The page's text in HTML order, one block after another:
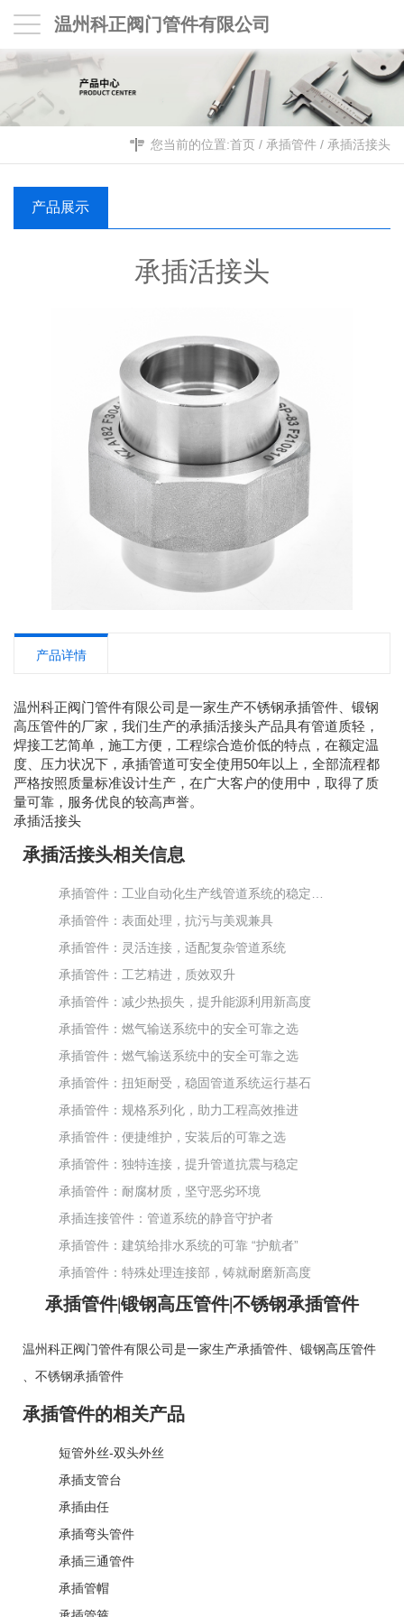
温州科正阀门管件有限公司
您当前的位置:首页 / 承插管件 / 承插活接头
产品展示
承插活接头
产品详情
温州科正阀门管件有限公司是一家生产不锈钢承插管件、锻钢
高压管件的厂家，我们生产的承插活接头产品具有管道质轻，
焊接工艺简单，施工方便，工程综合造价低的特点，在额定温
度、压力状况下，承插管道可安全使用50年以上，全部流程都
严格按照质量标准设计生产，在广大客户的使用中，取得了质
量可靠，服务优良的较高声誉。
承插活接头
承插活接头相关信息
承插管件：表面处理，抗污与美观兼具
承插管件：灵活连接，适配复杂管道系统
承插管件：工艺精进，质效双升
承插管件：减少热损失，提升能源利用新高度
承插管件：燃气输送系统中的安全可靠之选
承插管件：燃气输送系统中的安全可靠之选
承插管件：扭矩耐受，稳固管道系统运行基石
承插管件：规格系列化，助力工程高效推进
承插管件：便捷维护，安装后的可靠之选
承插管件：独特连接，提升管道抗震与稳定
承插管件：耐腐材质，坚守恶劣环境
承插连接管件：管道系统的静音守护者
承插管件：建筑给排水系统的可靠 “护航者”
承插管件：特殊处理连接部，铸就耐磨新高度
承插管件|锻钢高压管件|不锈钢承插管件
温州科正阀门管件有限公司是一家生产承插管件
锻钢高压管件
不锈钢承插管件
承插管件的相关产品
短管外丝-双头外丝
承插支管台
承插由任
承插弯头管件
承插三通管件
承插管帽